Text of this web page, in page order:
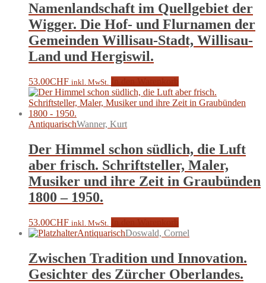
Namenlandschaft im Quellgebiet der
Wigger. Die Hof- und Flurnamen der
Gemeinden Willisau-Stadt, Willisau-
Land und Hergiswil.
53.00CHF inkl. MwSt.
AntiquarischWanner, Kurt
Der Himmel schon südlich, die Luft
aber frisch. Schriftsteller, Maler,
Musiker und ihre Zeit in Graubünden
1800 – 1950.
53.00CHF inkl. MwSt.
AntiquarischDoswald, Cornel
Zwischen Tradition und Innovation.
Gesichter des Zürcher Oberlandes.